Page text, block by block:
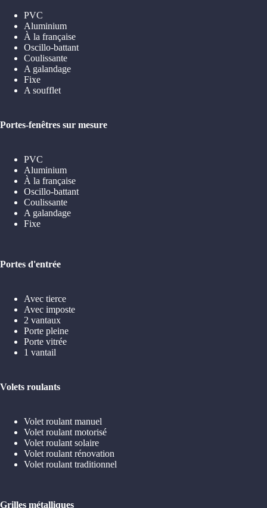
PVC
Aluminium
À la française
Oscillo-battant
Coulissante
A galandage
Fixe
A soufflet
Portes-fenêtres sur mesure
PVC
Aluminium
À la française
Oscillo-battant
Coulissante
A galandage
Fixe
Portes d'entrée
Avec tierce
Avec imposte
2 vantaux
Porte pleine
Porte vitrée
1 vantail
Volets roulants
Volet roulant manuel
Volet roulant motorisé
Volet roulant solaire
Volet roulant rénovation
Volet roulant traditionnel
Grilles métalliques